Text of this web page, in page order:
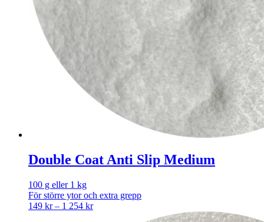
Double Coat Anti Slip Medium
100 g eller 1 kg
För större ytor och extra grepp
149 kr – 1 254 krPrice